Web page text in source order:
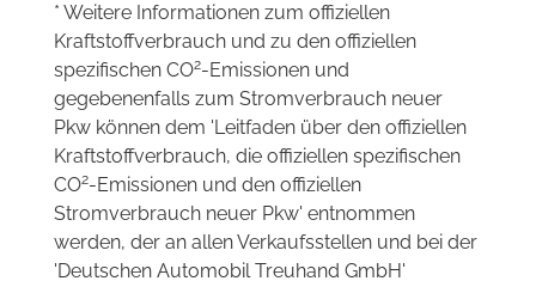
* Weitere Informationen zum offiziellen
Kraftstoffverbrauch und zu den offiziellen
spezifischen CO2-Emissionen und
gegebenenfalls zum Stromverbrauch neuer
Pkw können dem 'Leitfaden über den offiziellen
Kraftstoffverbrauch, die offiziellen spezifischen
CO2-Emissionen und den offiziellen
Stromverbrauch neuer Pkw' entnommen
werden, der an allen Verkaufsstellen und bei der
'Deutschen Automobil Treuhand GmbH'